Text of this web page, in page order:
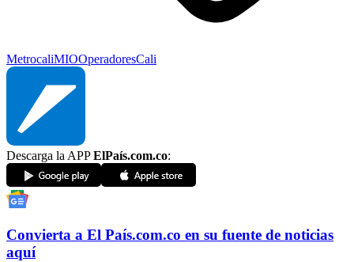
MetrocaliMIOOperadoresCali
Descarga la APPElPaís.com.co:
Convierta a El País.com.co en su fuente de noticias
aquí